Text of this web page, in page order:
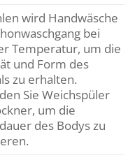
wird Handwäsche
bei
Temperatur, um die
und Form des
zu erhalten.
Sie Weichspüler
um die
des Bodys zu